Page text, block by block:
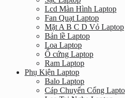
Lcd Màn Hình Laptop
Fan Quạt Laptop
Mặt A B C D Vỏ Laptop
Bản lề Laptop
Loa Laptop
Ổ cứng Laptop
Ram Laptop
Phụ Kiện Laptop
Balo Laptop
Cáp Chuyển Cổng